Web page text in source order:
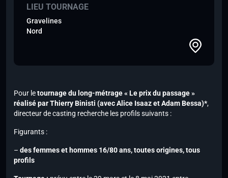
LIEU TOURNAGE
Gravelines
Nord
Pour letournage du long-métrage « Le prix du passage »
réalisé par Thierry Binisti (avec Alice Isaaz etAdam Bessa)*,
directeur de casting recherche les profils suivants :
Figurants :
– des femmes et hommes 16/80 ans, toutes origines, tous
profils